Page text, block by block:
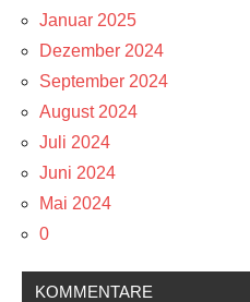
Januar 2025
Dezember 2024
September 2024
August 2024
Juli 2024
Juni 2024
Mai 2024
0
KOMMENTARE